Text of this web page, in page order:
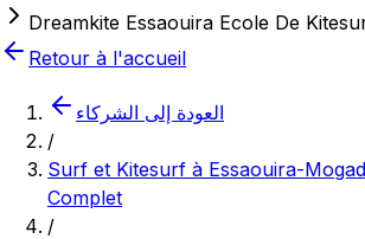
Dreamkite Essaouira Ecole De
Retour à l'accueil
العودة إلى الشركاء
/
Surf et Kitesurf à Essaouira-
Complet
/